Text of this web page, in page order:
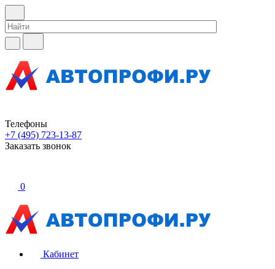
Телефоны
+7 (495) 723-13-87
Заказать звонок
0
Кабинет